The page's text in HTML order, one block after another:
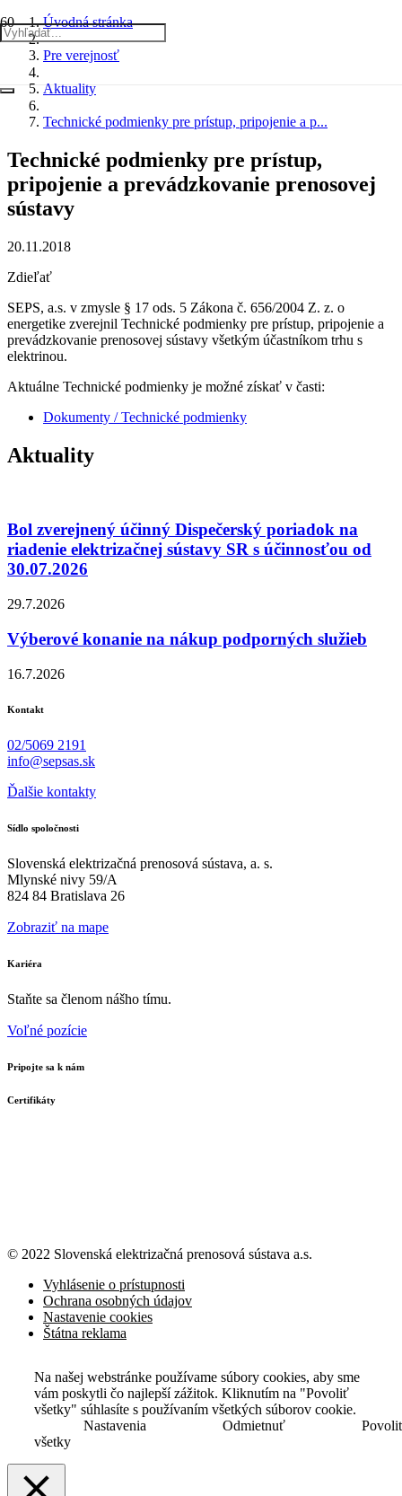
Úvodná stránka
Pre verejnosť
Aktuality
Technické podmienky pre prístup, pripojenie a p...
Technické podmienky pre prístup,
pripojenie a prevádzkovanie prenosovej
sústavy
20.11.2018
Zdieľať
SEPS, a.s. v zmysle § 17 ods. 5 Zákona č. 656/2004 Z. z. o
energetike zverejnil Technické podmienky pre prístup, pripojenie a
prevádzkovanie prenosovej sústavy všetkým účastníkom trhu s
elektrinou.
Aktuálne Technické podmienky je možné získať v časti:
Dokumenty / Technické podmienky
Aktuality
Bol zverejnený účinný Dispečerský poriadok na
riadenie elektrizačnej sústavy SR s účinnosťou od
30.07.2026
29.7.2026
Výberové konanie na nákup podporných služieb
16.7.2026
Kontakt
02/5069 2191
info@sepsas.sk
Ďalšie kontakty
Sídlo spoločnosti
Slovenská elektrizačná prenosová sústava, a. s.
Mlynské nivy 59/A
824 84 Bratislava 26
Zobraziť na mape
Kariéra
Staňte sa členom nášho tímu.
Voľné pozície
Pripojte sa k nám
Certifikáty
© 2022 Slovenská elektrizačná prenosová sústava a.s.
Vyhlásenie o prístupnosti
Ochrana osobných údajov
Nastavenie cookies
Štátna reklama
Na našej webstránke používame súbory cookies, aby sme
vám poskytli čo najlepší zážitok. Kliknutím na "Povoliť
všetky" súhlasíte s používaním všetkých súborov cookie.
Nastavenia
Odmietnuť
všetky